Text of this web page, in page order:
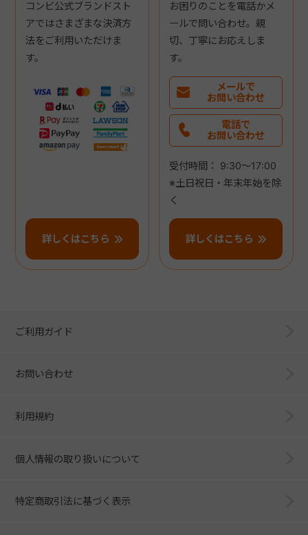
コンビ公式ブランドスト
アではさまざまな決済方
法をご利用いただけま
す。
詳しくはこちら
お困りのことを電話かメ
ールで問い合わせ。親
切、丁寧にお応えしま
す。
メールで
お問い合わせ
電話で
お問い合わせ
受付時間： 9:30～17:00
※土日祝日・年末年始を除
く
詳しくはこちら
ご利用ガイド
お問い合わせ
利用規約
個人情報の取り扱いについて
特定商取引法に基づく表示